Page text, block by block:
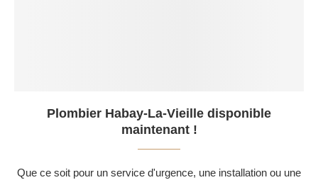
Plombier Habay-La-Vieille disponible
maintenant !
Que ce soit pour un service d'urgence, une installation ou une